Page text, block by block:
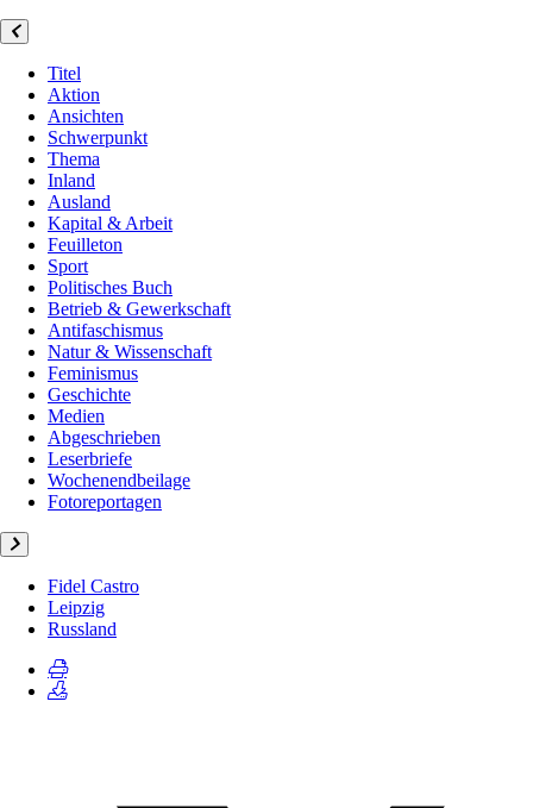
Titel
Aktion
Ansichten
Schwerpunkt
Thema
Inland
Ausland
Kapital & Arbeit
Feuilleton
Sport
Politisches Buch
Betrieb & Gewerkschaft
Antifaschismus
Natur & Wissenschaft
Feminismus
Geschichte
Medien
Abgeschrieben
Leserbriefe
Wochenendbeilage
Fotoreportagen
Fidel Castro
Leipzig
Russland